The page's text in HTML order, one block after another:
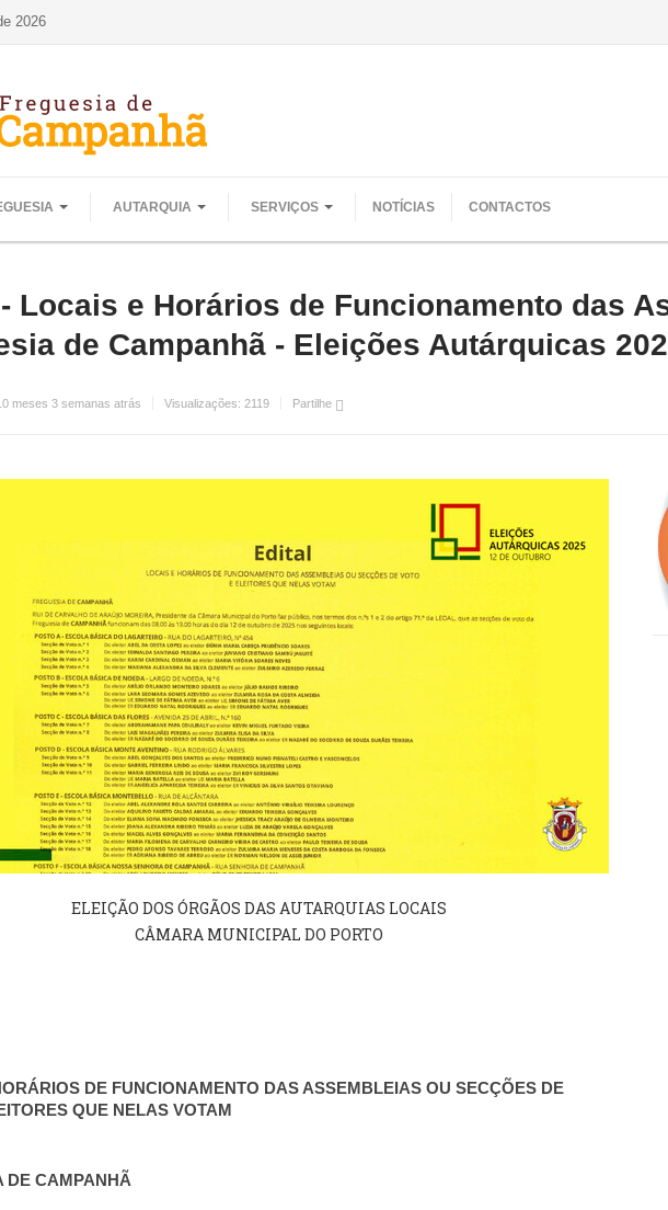
2026
AUTARQUIA SERVIÇOS NOTÍCIAS CONTACTOS
Locais e Horários de Funcionamento das
de Campanhã - Eleições Autárquicas
meses 3 semanas atrás Visualizações: 2119 Partilhe
ELEIÇÃO DOS ÓRGÃOS DAS AUTARQUIAS LOCAIS
CÂMARA MUNICIPAL DO PORTO
DE FUNCIONAMENTO DAS ASSEMBLEIAS OU SECÇÕES DE
QUE NELAS VOTAM
DE CAMPANHÃ